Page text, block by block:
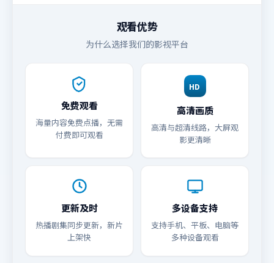
观看优势
为什么选择我们的影视平台
免费观看
海量内容免费点播，无需
付费即可观看
HD
高清画质
高清与超清线路，大屏观
影更清晰
更新及时
热播剧集同步更新，新片
上架快
多设备支持
支持手机、平板、电脑等
多种设备观看